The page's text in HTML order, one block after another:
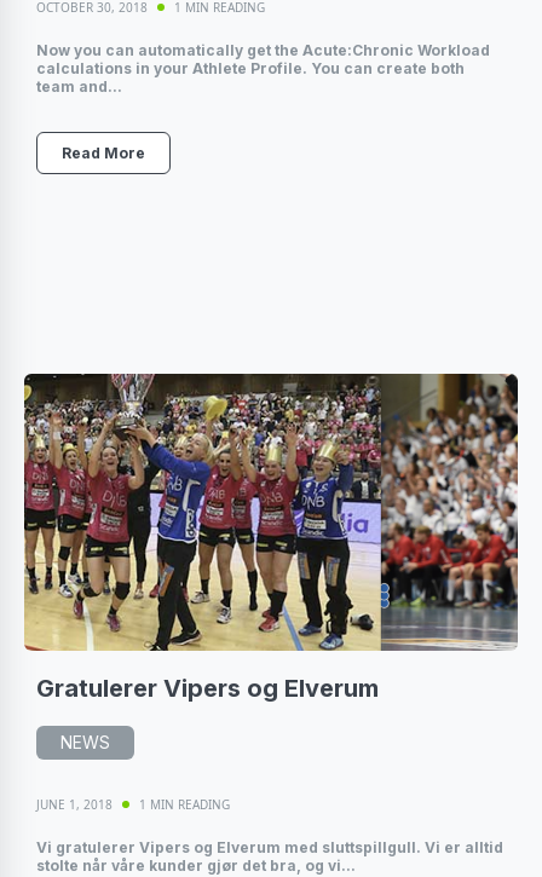
OCTOBER 30, 2018 1 MIN READING
Now you can automatically get the Acute:Chronic Workload
calculations in your Athlete Profile. You can create both
team and...
Read More
Gratulerer Vipers og Elverum
NEWS
JUNE 1, 2018 1 MIN READING
Vi gratulerer Vipers og Elverum med sluttspillgull. Vi er alltid
stolte når våre kunder gjør det bra, og vi...